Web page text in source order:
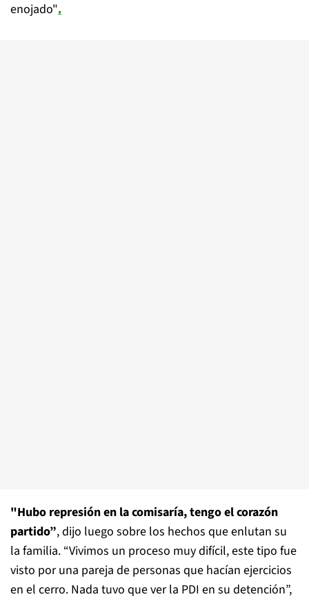
enojado".
"Hubo represión en la comisaría, tengo el corazón
partido”, dijo luego sobre los hechos que enlutan su
la familia. “Vivimos un proceso muy difícil, este tipo fue
visto por una pareja de personas que hacían ejercicios
en el cerro. Nada tuvo que ver la PDI en su detención”,